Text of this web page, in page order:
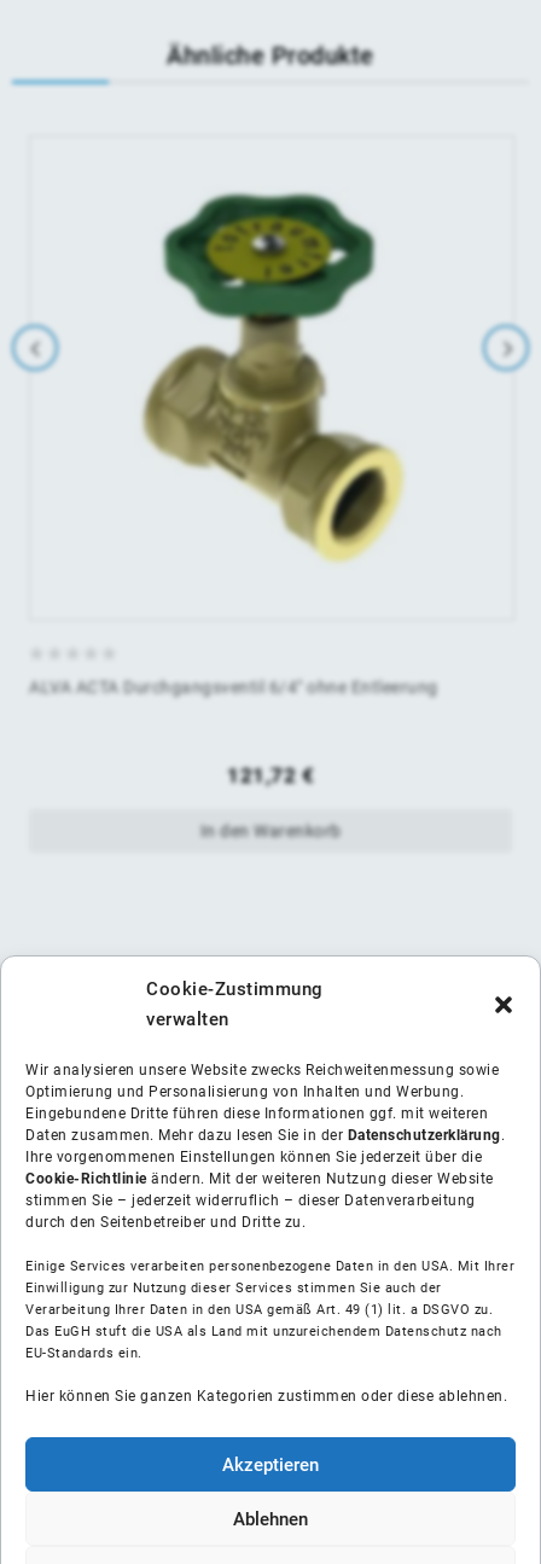
Cookie-Zustimmung
verwalten
Wir analysieren unsere Website zwecks Reichweitenmessung sowie
Optimierung und Personalisierung von Inhalten und Werbung.
Eingebundene Dritte führen diese Informationen ggf. mit weiteren
Daten zusammen. Mehr dazu lesen Sie in der Datenschutzerklärung.
Ihre vorgenommenen Einstellungen können Sie jederzeit über die
Cookie-Richtlinieändern. Mit der weiteren Nutzung dieser Website
stimmen Sie – jederzeit widerruflich – dieser Datenverarbeitung
durch den Seitenbetreiber und Dritte zu.
Einige Services verarbeiten personenbezogene Daten in den USA. Mit Ihrer
Einwilligung zur Nutzung dieser Services stimmen Sie auch der
Verarbeitung Ihrer Daten in den USA gemäß Art. 49 (1) lit. a DSGVO zu.
Das EuGH stuft die USA als Land mit unzureichendem Datenschutz nach
EU-Standards ein.
Hier können Sie ganzen Kategorien zustimmen oder diese ablehnen.
Akzeptieren
Ablehnen
Ähnliche Produkte
ALVA ACTA Durchgangsventil 6/4" ohne Entleerung
121,72€
In den Warenkorb
Über uns
Soziale Medien